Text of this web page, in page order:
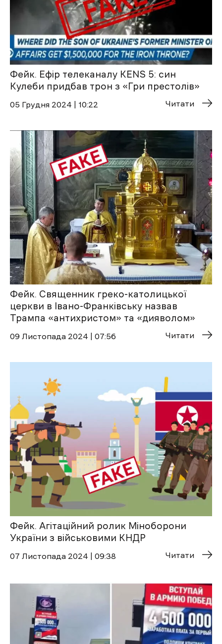
Фейк. Ефір телеканалу KENS 5: син
Кулеби придбав трон з «Гри престолів»
05 Грудня 2024 | 10:22 Читати
Фейк. Священник греко-католицької
церкви в Івано-Франківську назвав
Трампа «антихристом» та «дияволом»
09 Листопада 2024 | 07:56 Читати
Фейк. Агітаційний ролик Міноборони
України з військовими КНДР
07 Листопада 2024 | 09:38 Читати